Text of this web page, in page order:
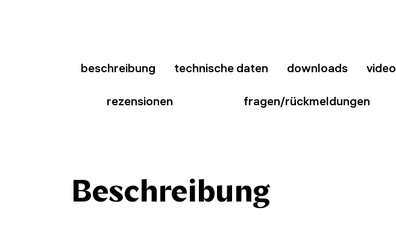
beschreibung technische daten downloads video
rezensionen fragen/rückmeldungen
Beschreibung